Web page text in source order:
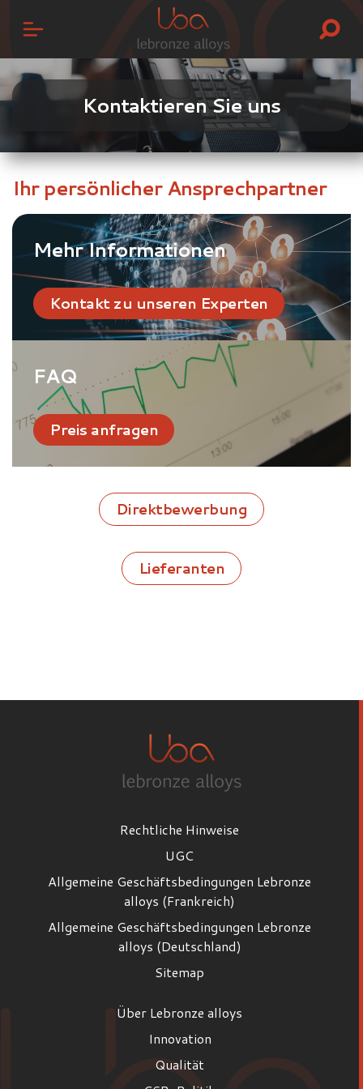
Kontaktieren Sie uns
Ihr persönlicher Ansprechpartner
Mehr Informationen
Kontakt zu unseren Experten
FAQ
Preis anfragen
Direktbewerbung
Lieferanten
Rechtliche Hinweise
UGC
Allgemeine Geschäftsbedingungen Lebronze
alloys (Frankreich)
Allgemeine Geschäftsbedingungen Lebronze
alloys (Deutschland)
Sitemap
Über Lebronze alloys
Innovation
Qualität